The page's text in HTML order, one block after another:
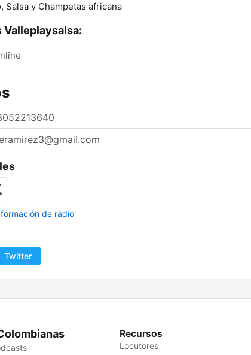
Salsa y Champetas africana
Valleplaysalsa:
de radio
Twitter
Recursos
Locutores